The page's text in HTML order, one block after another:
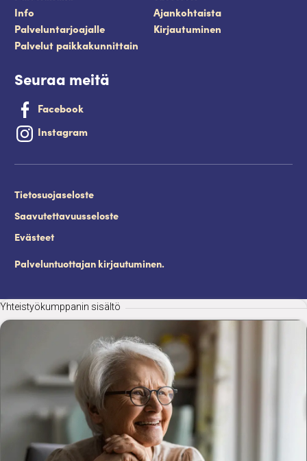
Info
Ajankohtaista
Palveluntarjoajalle
Kirjautuminen
Palvelut paikkakunnittain
Seuraa meitä
Facebook
Instagram
Tietosuojaseloste
Saavutettavuusseloste
Evästeet
Palveluntuottajan kirjautuminen.
Yhteistyökumppanin sisältö